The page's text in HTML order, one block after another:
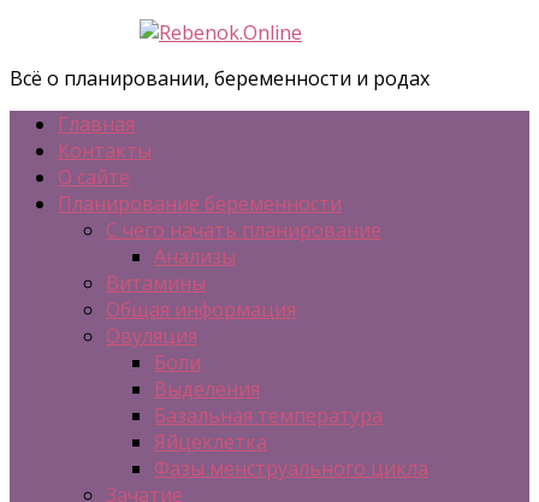
Всё о планировании, беременности и родах
Главная
Контакты
О сайте
Планирование беременности
С чего начать планирование
Анализы
Витамины
Общая информация
Овуляция
Боли
Выделения
Базальная температура
Яйцеклетка
Фазы менструального цикла
Зачатие